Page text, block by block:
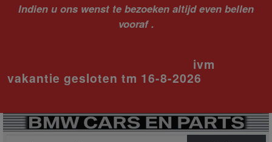
Indien u ons wenst te bezoeken altijd even bellen
vooraf .
ivm
vakantie gesloten tm 16-8-2026